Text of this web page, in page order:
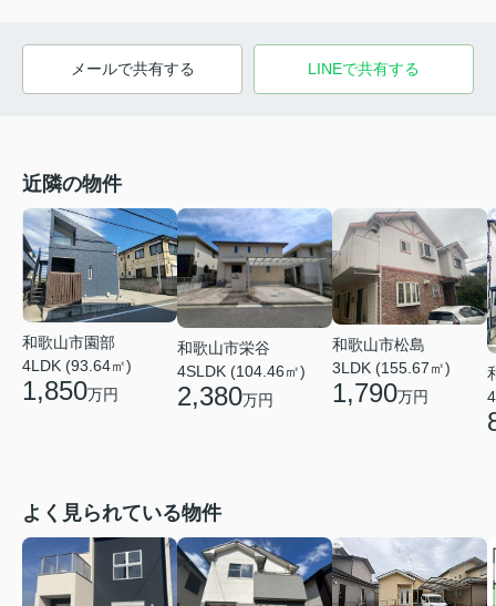
メールで共有する LINEで共有する
近隣の物件
和歌山市園部
4LDK (93.64㎡)
1,850万円
和歌山市栄谷
4SLDK (104.46㎡)
2,380万円
和歌山市松島
3LDK (155.67㎡)
1,790万円
よく見られている物件